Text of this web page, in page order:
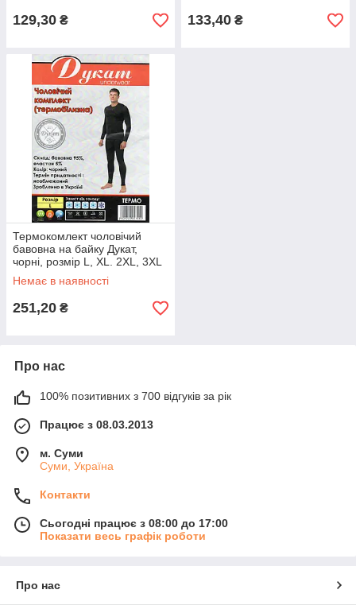
129,30 ₴ 133,40 ₴
Термокомлект чоловічий
бавовна на байку Дукат,
чорні, розмір L, XL. 2XL, 3XL
Немає в наявності
251,20 ₴
Про нас
100% позитивних з 700 відгуків за рік
Працює з 08.03.2013
м. Суми
Суми, Україна
Контакти
Сьогодні працює з 08:00 до 17:00
Показати весь графік роботи
Про нас